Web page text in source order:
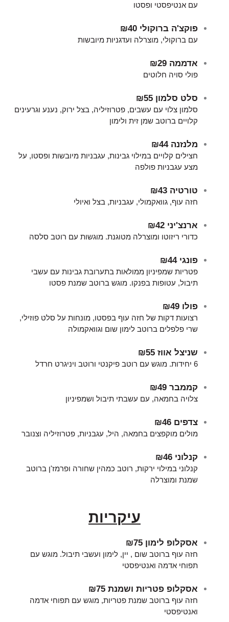
עם אנטיפסטי ופסטו
פוקצ'ה ברוקולי₪40
עם ברוקולי, מוצרלה ועדגניות מיובשות
אדממה₪29
פולי סויה חלוטים
סלט סלמון₪55
סלמון צלוי עם עשבים, פטרוזיליה, בצל ירוק, נענע וגרעינים
קלויים ברוטב שמן זית ולימון
מלנזנה₪44
חצילים קלויים במילוי גבינות, עגבניות מיובשות ופסטו, על
מצע עגבניות פולפה
טורטיה₪43
חזה עוף, גוואקמולי, עגבניות, בצל ואיולי
ארנצ'יני₪42
כדורי ריזוטו ומוצרלה מטוגנת. מוגשות עם רוטב סלסה
פונגי₪44
פטריות שמפיניון ממולאות בתערובת גבינות עם עשבי
תיבול, עטופות בפנקו. מוגש ברוטב שמנת פסטו
פולו₪49
רצועות דקות של חזה עוף בפסטו, מונחות על סלט פוזילי,
שרי פלפלים ברוטב לימון שום וגוואקמולה
שניצל אווז₪55
6 יחידות. מוגש עם רוטב פיקנטי ורוטב ויניגרט חרדל
קממבר₪49
צלויה בחמאה, עם עשבתי תיבול ושמפיניון
צדפים₪46
מולים מוקפצים בחמאה, היל, עגבניות, פטרוזיליה וצנובר
קנלוני₪46
קנלוני במילוי ירקות, רוטב כמהין שחורה ופרמז'ן ברוטב
שמנת ומוצרלה
עיקריות
אסקלופ לימון₪75
חזה עוף ברוטב שום , יין, לימון ועשבי תיבול. מוגש עם
תפוחי אדמה ואנטיפסטי
אסקלופ פטריות ושמנת₪75
חזה עוף ברוטב שמנת פטריות, מוגש עם תפוחי אדמה
ואנטיפסטי